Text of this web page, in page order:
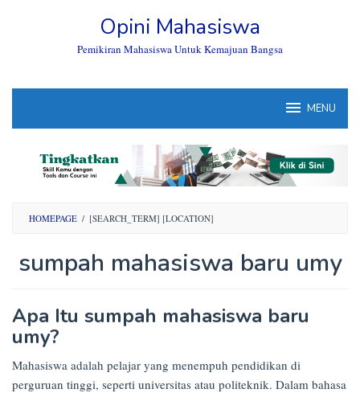
Opini Mahasiswa
Pemikiran Mahasiswa Untuk Kemajuan Bangsa
MENU
HOMEPAGE / [SEARCH_TERM] [LOCATION]
sumpah mahasiswa baru umy
Opini
Mahasiswa
17/04/2025
Apa Itu sumpah mahasiswa baru
umy?
Mahasiswa adalah pelajar yang menempuh pendidikan di
perguruan tinggi, seperti universitas atau politeknik. Dalam bahasa